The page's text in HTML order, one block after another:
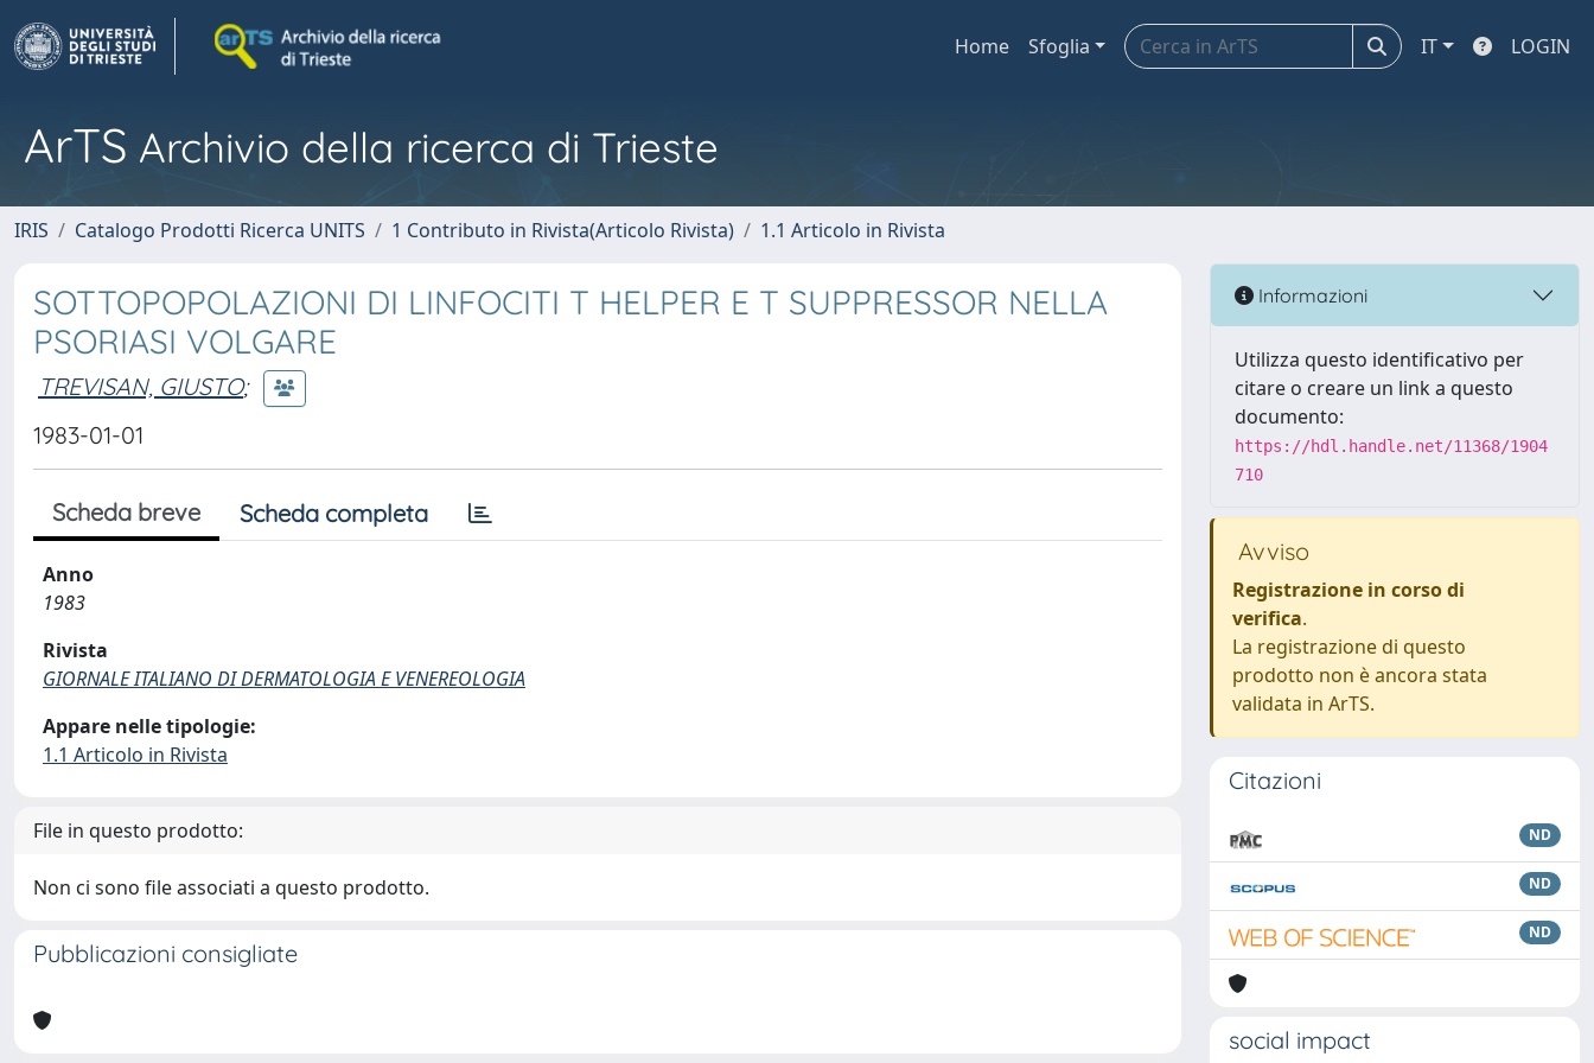
Home Sfoglia IT LOGIN
ArTS Archivio della ricerca di Trieste
IRIS Catalogo Prodotti Ricerca UNITS 1 Contributo in Rivista(Articolo Rivista) 1.1 Articolo in Rivista
SOTTOPOPOLAZIONI DI LINFOCITI T HELPER E T SUPPRESSOR NELLA
PSORIASI VOLGARE
TREVISAN, GIUSTO;
1983-01-01
Scheda breve Scheda completa
Anno
1983
Rivista
GIORNALE ITALIANO DI DERMATOLOGIA E VENEREOLOGIA
Appare nelle tipologie:
1.1 Articolo in Rivista
File in questo prodotto:
Non ci sono file associati a questo prodotto.
Pubblicazioni consigliate
Informazioni
Utilizza questo identificativo per
citare o creare un link a questo
documento:
https://hdl.handle.net/11368/1904
710
Avviso
Registrazione in corso di
verifica.
La registrazione di questo
prodotto non è ancora stata
validata in ArTS.
Citazioni
ND
ND
ND
social impact